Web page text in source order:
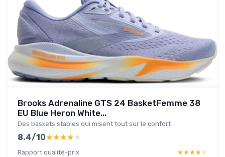
Brooks Adrenaline GTS 24 BasketFemme 38
EU Blue Heron White...
Des baskets stables qui misent tout sur le confort
8.4/10★★★★★
★★★★★
Rapport qualité-prix ★★★★★
★★★★★